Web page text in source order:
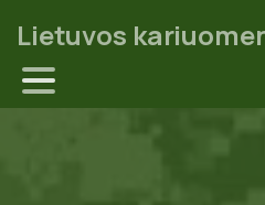
Lietuvos